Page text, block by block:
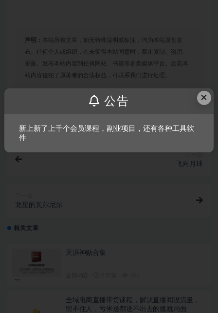
声明： 本站所有文章，如无特殊说明或标注，均为本站原创发
布。任何个人或组织，在未征得本站同意时，禁止复制、盗用、
采集、发布本站内容到任何网站、书籍等各类媒体平台。如若本
站内容侵犯了原著者的合法权益，可联系我们进行处理。
飞向月球
龙星的瓦尔尼尔
相关文章
天涯神贴合集
全域电商直播带货课程，解决直播间没流量，
留不住人，亏米送都送不出去的尴尬局面
×
公告
新上新了上千个会员课程，副业项目，还有各种工具软
件